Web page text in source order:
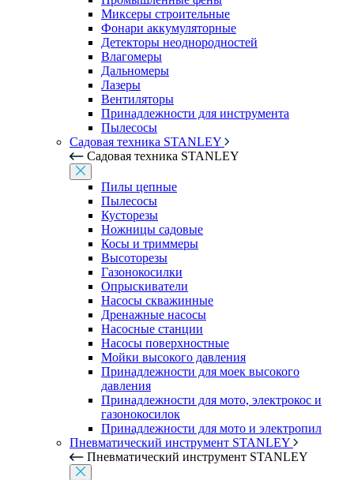
Миксеры строительные
Фонари аккумуляторные
Детекторы неоднородностей
Влагомеры
Дальномеры
Лазеры
Вентиляторы
Принадлежности для инструмента
Пылесосы
Садовая техника STANLEY
Садовая техника STANLEY
Пилы цепные
Пылесосы
Кусторезы
Ножницы садовые
Косы и триммеры
Высоторезы
Газонокосилки
Опрыскиватели
Насосы скважинные
Дренажные насосы
Насосные станции
Насосы поверхностные
Мойки высокого давления
Принадлежности для моек высокого
давления
Принадлежности для мото, электрокос и
газонокосилок
Принадлежности для мото и электропил
Пневматический инструмент STANLEY
Пневматический инструмент STANLEY